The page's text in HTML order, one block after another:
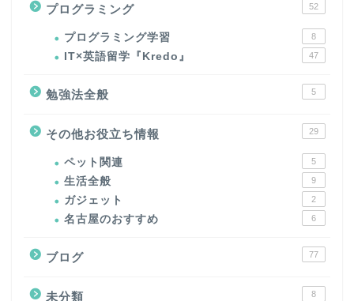
プログラミング 52
プログラミング学習 8
IT×英語留学『Kredo』 47
勉強法全般 5
その他お役立ち情報 29
ペット関連 5
生活全般 9
ガジェット 2
名古屋のおすすめ 6
ブログ 77
未分類 8